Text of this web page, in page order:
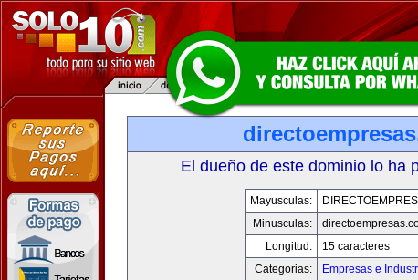
El dueño de este dominio lo ha
Mayusculas:
Minusculas:
Longitud:
15 caracteres
Categorias:
Empresas e